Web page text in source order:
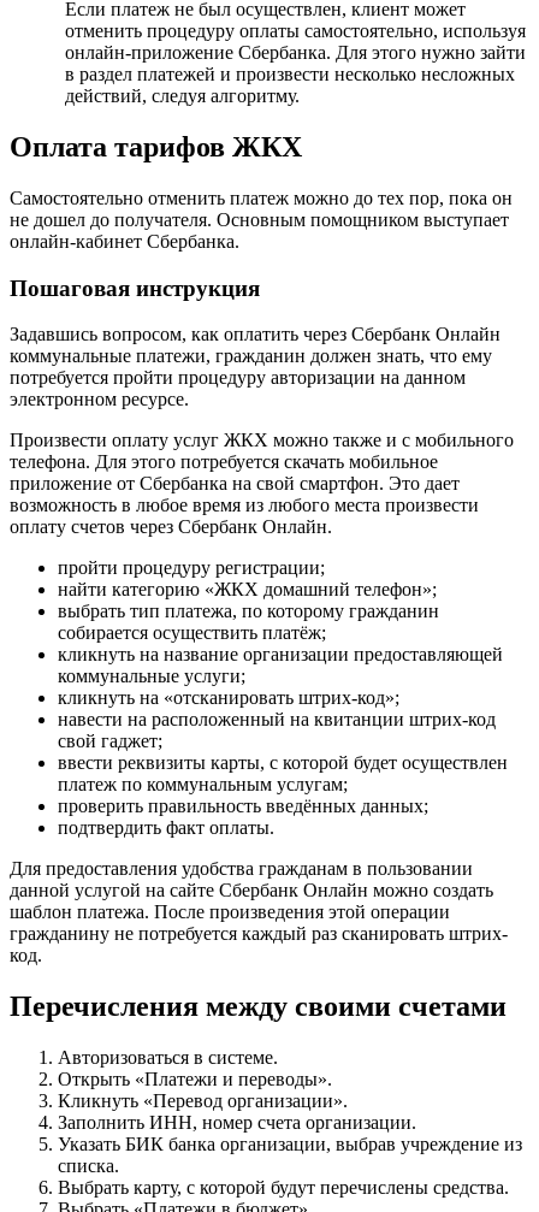
Если платеж не был осуществлен, клиент может
отменить процедуру оплаты самостоятельно, используя
онлайн-приложение Сбербанка. Для этого нужно зайти
в раздел платежей и произвести несколько несложных
действий, следуя алгоритму.
Оплата тарифов ЖКХ
Самостоятельно отменить платеж можно до тех пор, пока он
не дошел до получателя. Основным помощником выступает
онлайн-кабинет Сбербанка.
Пошаговая инструкция
Задавшись вопросом, как оплатить через Сбербанк Онлайн
коммунальные платежи, гражданин должен знать, что ему
потребуется пройти процедуру авторизации на данном
электронном ресурсе.
Произвести оплату услуг ЖКХ можно также и с мобильного
телефона. Для этого потребуется скачать мобильное
приложение от Сбербанка на свой смартфон. Это дает
возможность в любое время из любого места произвести
оплату счетов через Сбербанк Онлайн.
пройти процедуру регистрации;
найти категорию «ЖКХ домашний телефон»;
выбрать тип платежа, по которому гражданин
собирается осуществить платёж;
кликнуть на название организации предоставляющей
коммунальные услуги;
кликнуть на «отсканировать штрих-код»;
навести на расположенный на квитанции штрих-код
свой гаджет;
ввести реквизиты карты, с которой будет осуществлен
платеж по коммунальным услугам;
проверить правильность введённых данных;
подтвердить факт оплаты.
Для предоставления удобства гражданам в пользовании
данной услугой на сайте Сбербанк Онлайн можно создать
шаблон платежа. После произведения этой операции
гражданину не потребуется каждый раз сканировать штрих-
код.
Перечисления между своими счетами
Авторизоваться в системе.
Открыть «Платежи и переводы».
Кликнуть «Перевод организации».
Заполнить ИНН, номер счета организации.
Указать БИК банка организации, выбрав учреждение из
списка.
Выбрать карту, с которой будут перечислены средства.